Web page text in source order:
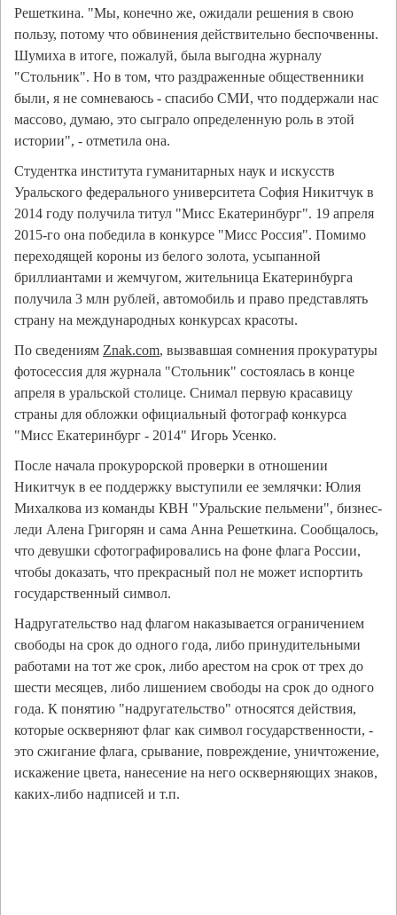
Решеткина. "Мы, конечно же, ожидали решения в свою
пользу, потому что обвинения действительно беспочвенны.
Шумиха в итоге, пожалуй, была выгодна журналу
"Стольник". Но в том, что раздраженные общественники
были, я не сомневаюсь - спасибо СМИ, что поддержали нас
массово, думаю, это сыграло определенную роль в этой
истории", - отметила она.
Студентка института гуманитарных наук и искусств
Уральского федерального университета София Никитчук в
2014 году получила титул "Мисс Екатеринбург". 19 апреля
2015-го она победила в конкурсе "Мисс Россия". Помимо
переходящей короны из белого золота, усыпанной
бриллиантами и жемчугом, жительница Екатеринбурга
получила 3 млн рублей, автомобиль и право представлять
страну на международных конкурсах красоты.
По сведениям Znak.com, вызвавшая сомнения прокуратуры
фотосессия для журнала "Стольник" состоялась в конце
апреля в уральской столице. Снимал первую красавицу
страны для обложки официальный фотограф конкурса
"Мисс Екатеринбург - 2014" Игорь Усенко.
После начала прокурорской проверки в отношении
Никитчук в ее поддержку выступили ее землячки: Юлия
Михалкова из команды КВН "Уральские пельмени", бизнес-
леди Алена Григорян и сама Анна Решеткина. Сообщалось,
что девушки сфотографировались на фоне флага России,
чтобы доказать, что прекрасный пол не может испортить
государственный символ.
Надругательство над флагом наказывается ограничением
свободы на срок до одного года, либо принудительными
работами на тот же срок, либо арестом на срок от трех до
шести месяцев, либо лишением свободы на срок до одного
года. К понятию "надругательство" относятся действия,
которые оскверняют флаг как символ государственности, -
это сжигание флага, срывание, повреждение, уничтожение,
искажение цвета, нанесение на него оскверняющих знаков,
каких-либо надписей и т.п.